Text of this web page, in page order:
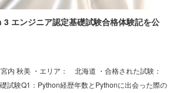
エンジニア認定基礎試験合格体験記を公
内 秋美 ・エリア： 北海道 ・合格された試験：
試験Q1：Python経歴年数とPythonに出会った際の